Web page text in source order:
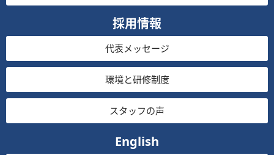
採用情報
代表メッセージ
環境と研修制度
スタッフの声
English